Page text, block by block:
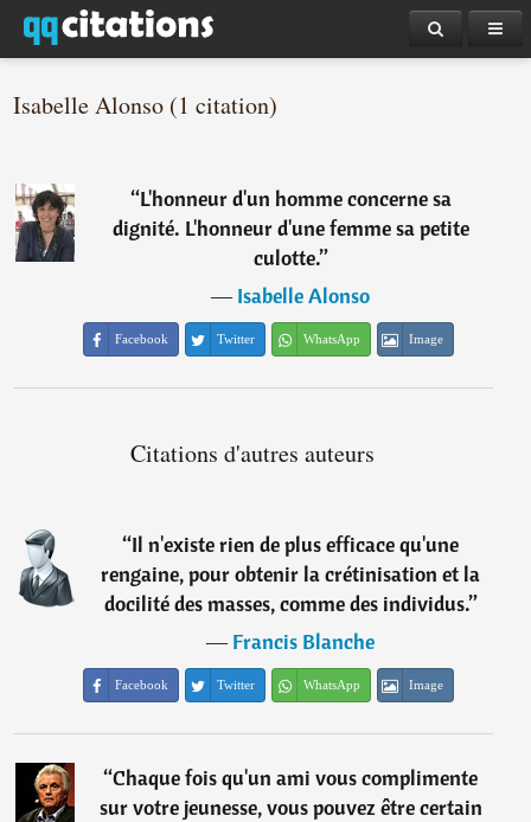
Isabelle Alonso (1 citation)
“L'honneur d'un homme concerne sa
dignité. L'honneur d'une femme sa petite
culotte.”
―Isabelle Alonso
Facebook Twitter WhatsApp Image
Citations d'autres auteurs
“Il n'existe rien de plus efficace qu'une
rengaine, pour obtenir la crétinisation et la
docilité des masses, comme des individus.”
―Francis Blanche
Facebook Twitter WhatsApp Image
“Chaque fois qu'un ami vous complimente
sur votre jeunesse, vous pouvez être certain